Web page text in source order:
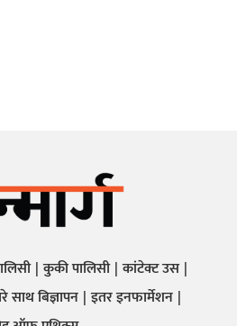
कुकी पालिसी कांटेक्ट उस
साथ बिज्ञापन इतर इनफार्मेशन